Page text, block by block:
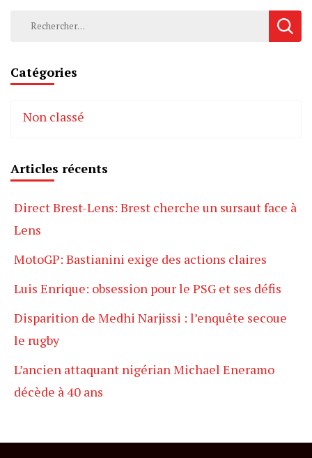
Rechercher :
Catégories
Non classé
Articles récents
Direct Brest-Lens: Brest cherche un sursaut face à
Lens
MotoGP: Bastianini exige des actions claires
Luis Enrique: obsession pour le PSG et ses défis
Disparition de Medhi Narjissi : l’enquête secoue
le rugby
L’ancien attaquant nigérian Michael Eneramo
décède à 40 ans